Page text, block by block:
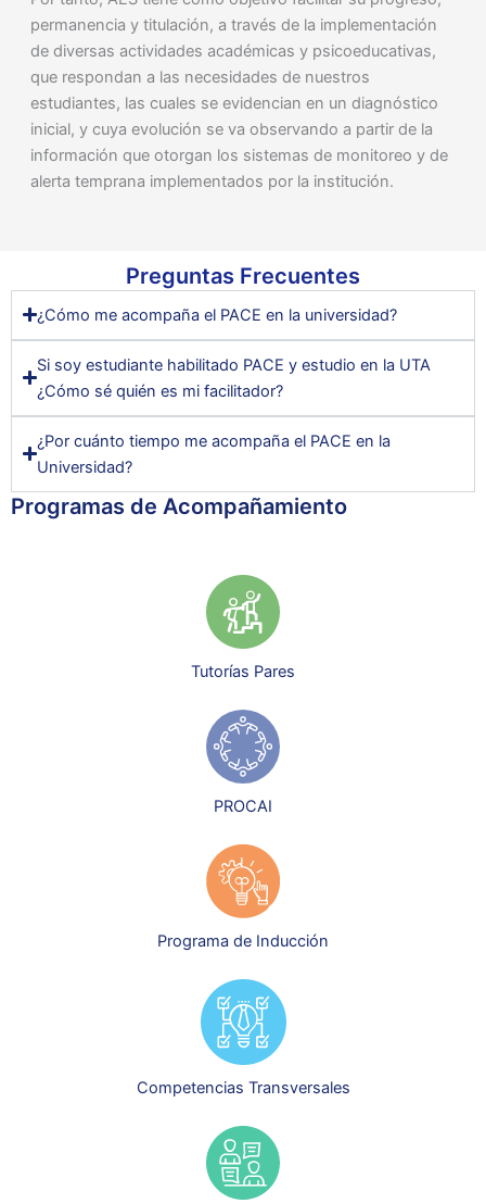
permanencia y titulación, a través de la implementación
de diversas actividades académicas y psicoeducativas,
que respondan a las necesidades de nuestros
estudiantes, las cuales se evidencian en un diagnóstico
inicial, y cuya evolución se va observando a partir de la
información que otorgan los sistemas de monitoreo y de
alerta temprana implementados por la institución.
Preguntas Frecuentes
¿Cómo me acompaña el PACE en la universidad?
Si soy estudiante habilitado PACE y estudio en la UTA
¿Cómo sé quién es mi facilitador?
¿Por cuánto tiempo me acompaña el PACE en la
Universidad?
Programas de Acompañamiento
Tutorías Pares
PROCAI
Programa de Inducción
Competencias Transversales